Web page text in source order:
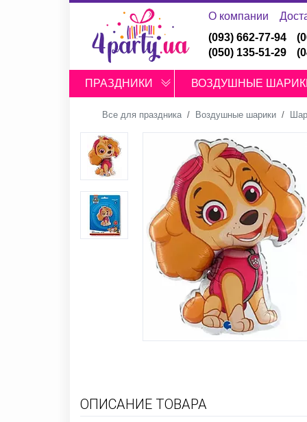
О компании
(093) 662-77-94
(050) 135-51-29
ПРАЗДНИКИ ВОЗДУШНЫЕ
Все для праздника Воздушные шарики
ОПИСАНИЕ ТОВАРА